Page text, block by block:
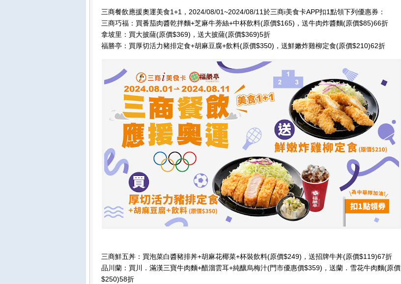
三商餐飲應援奧運美食1+1，2024/08/01~2024/08/11於三商i美食卡APP扣1點領下列優惠券：
三商巧福：買番茄肉醬乾拌麵+芝麻牛蒡絲+中杯飲料(原價$165)，送牛肉炸醬麵(原價$85)66折
拿坡里：買大披薩(原價$369)，送大披薩(原價$369)5折
福勝亭：買厚切活力豬排定食+胡麻豆腐+飲料(原價$350)，送鮮嫩炸雞柳定食(原價$210)62折
三商鮮五丼：買泡菜白醬豬排丼+胡麻花椰菜+杯裝飲料(原價$249)，送招牌牛丼(原價$119)67折
品川蘭：買川．滿漢三寶牛肉麵+醋溜雲耳+純釀烏梅汁(門市優惠價$359)，送蘭．雪花牛肉麵(原價
$250)58折